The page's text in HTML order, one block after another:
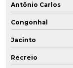
Antônio Carlos
Congonhal
Jacinto
Recreio